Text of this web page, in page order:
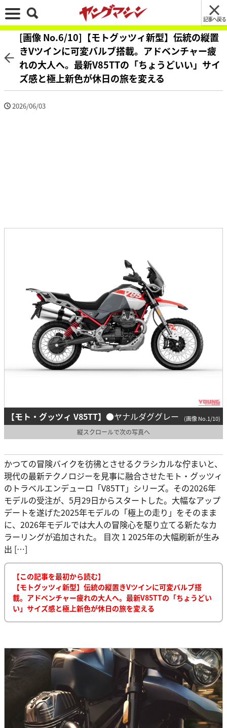
記事へ戻る
[画像 No.6/10]【モトグッツィ新型】伝統の縦置
きVツインに可変バルブ搭載。アドベンチャー疲
れの大人へ。最新V85TTの「ちょうどいい」サイ
ズ感と極上新色が休日の旅を変える
2026/06/03
【モト・グッツィ V85TT】 ●ヤナルダググレー (画像 No.1/10)
縦スクロールで次の写真へ
かつての冒険バイクを彷彿とさせるクラシカルな佇まいと、
現代の最新テクノロジーを見事に融合させたモト・グッツィ
のトラベルエンデューロ「V85TT」シリーズ。その2026年
モデルの受注が、5月29日からスタートした。大幅なアップ
デートを遂げた2025年モデルの「極上の走り」をそのまま
に、2026年モデルでは大人の冒険心を駆り立てる新たなカ
ラーリングが追加された。 目次 1 2025年の大幅刷新が生み
出 […]
【この記事を最初から読む】
【モトグッツィ新型】伝統の縦置きVツインに可変バルブ搭
載。アドベンチャー疲れの大人へ。最新V85TTの「ちょうどい
い」サイズ感と極上新色が休日の旅を変える